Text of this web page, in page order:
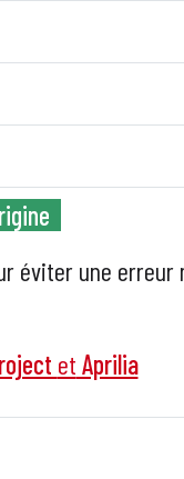
éviter une erreur
et Aprilia